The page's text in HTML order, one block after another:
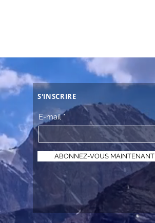
S'INSCRIRE
E-mail
ABONNEZ-VOUS MAINTENANT